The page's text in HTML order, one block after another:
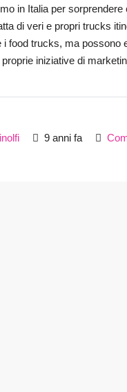
in Italia per
di veri e propri trucks
food trucks, ma possono
iniziative di
9 anni fa